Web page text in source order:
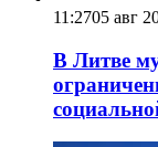
11:2705 авг
В Литве